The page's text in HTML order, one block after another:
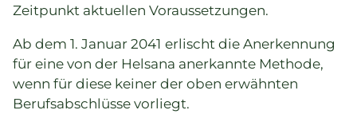
Zeitpunkt aktuellen Voraussetzungen.
Ab dem 1. Januar 2041 erlischt die Anerkennung
für eine von der Helsana anerkannte Methode,
wenn für diese keiner der oben erwähnten
Berufsabschlüsse vorliegt.